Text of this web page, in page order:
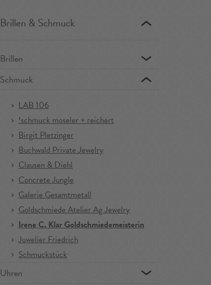
Brillen & Schmuck
Brillen
Schmuck
LAB 106
!schmuck moseler + reichert
Birgit Pletzinger
Buchwald Private Jewelry
Clausen & Diehl
Concrete Jungle
Galerie Gesamtmetall
Goldschmiede Atelier Ag Jewelry
Irene C. Klar Goldschmiedemeisterin
Juwelier Friedrich
Schmuckstück
Uhren